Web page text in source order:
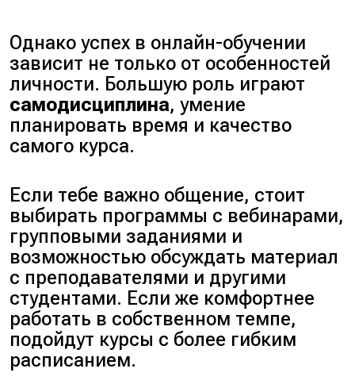
Однако успех в онлайн-обучении
зависит не только от особенностей
личности. Большую роль играют
самодисциплина, умение
планировать время и качество
самого курса.
Если тебе важно общение, стоит
выбирать программы с вебинарами,
групповыми заданиями и
возможностью обсуждать материал
с преподавателями и другими
студентами. Если же комфортнее
работать в собственном темпе,
подойдут курсы с более гибким
расписанием.